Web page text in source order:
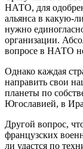
НАТО, для
альянса в какую-
нужно
организации.
вопросе в НАТО
Однако каждая
направить свои
планеты по
Югославией, в
Другой вопрос,
французских
ли удастся по